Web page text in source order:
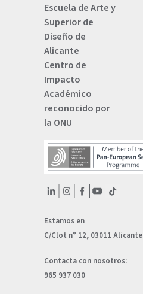
Escuela de Arte y
Superior de
Diseño de
Alicante
Centro de
Impacto
Académico
reconocido por
la ONU
Estamos en
C/Clot n° 12, 03011 Alicante
Contacta con nosotros:
965 937 030